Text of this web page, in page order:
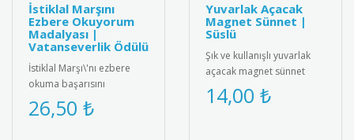
İstiklal Marşını
Ezbere Okuyorum
Madalyası |
Vatanseverlik Ödülü
İstiklal Marşı\'nı ezbere
okuma başarısını
ödüllendiren özel tasarım
madalya. Milli
26,50 ₺
Yuvarlak Açacak
Magnet Sünnet |
Süslü
Şık ve kullanışlı yuvarlak
açacak magnet sünnet
hediyesi. Yüksek kaliteli
mıknatıs ve paslanmaz
14,00 ₺